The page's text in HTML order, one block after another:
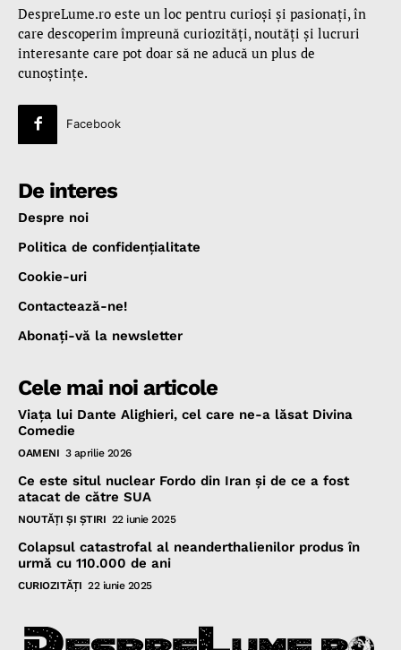
DespreLume.ro este un loc pentru curioşi şi pasionaţi, în
care descoperim împreună curiozităţi, noutăţi şi lucruri
interesante care pot doar să ne aducă un plus de
cunoştinţe.
Facebook
De interes
Despre noi
Politica de confidenţialitate
Cookie-uri
Contactează-ne!
Abonaţi-vă la newsletter
Cele mai noi articole
Viața lui Dante Alighieri, cel care ne-a lăsat Divina
Comedie
OAMENI 3 aprilie 2026
Ce este situl nuclear Fordo din Iran și de ce a fost
atacat de către SUA
NOUTĂŢI ŞI ŞTIRI 22 iunie 2025
Colapsul catastrofal al neanderthalienilor produs în
urmă cu 110.000 de ani
CURIOZITĂŢI 22 iunie 2025